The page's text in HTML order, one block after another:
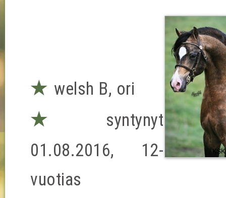
★ welsh B, ori
★
syntynyt
01.08.2016, 12-
vuotias